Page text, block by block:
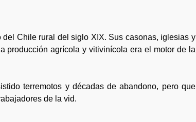
del Chile rural del siglo XIX. Sus casonas, iglesias y
producción agrícola y vitivinícola era el motor de la
terremotos y décadas de abandono, pero que
de la vid.